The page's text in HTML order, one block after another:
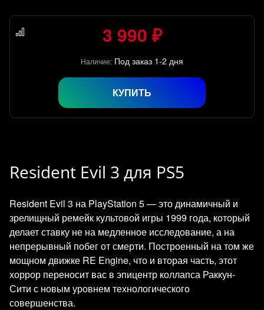
3 990 ₽
Наличие: Под заказ 1-2 дня
КУПИТЬ
Resident Evil 3 для PS5
Resident Evil 3 на PlayStation 5 — это динамичный и
зрелищный ремейк культовой игры 1999 года, который
делает ставку не на медленное исследование, а на
непрерывный побег от смерти. Построенный на том же
мощном движке RE Engine, что и вторая часть, этот
хоррор переносит вас в эпицентр коллапса Раккун-
Сити с новым уровнем технологического
совершенства.